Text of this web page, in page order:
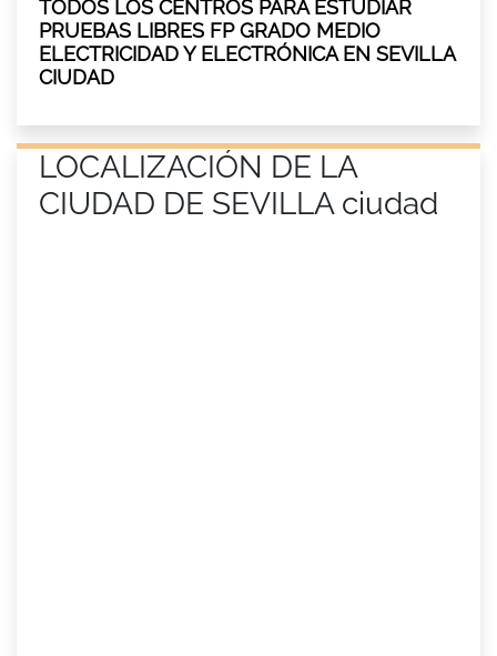
TODOS LOS CENTROS PARA ESTUDIAR
PRUEBAS LIBRES FP GRADO MEDIO
ELECTRICIDAD Y ELECTRÓNICA EN SEVILLA
CIUDAD
LOCALIZACIÓN DE LA
CIUDAD DE SEVILLA ciudad